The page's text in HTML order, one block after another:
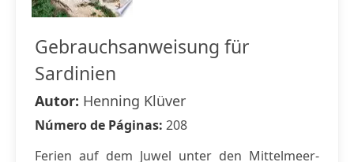
Gebrauchsanweisung für
Sardinien
Autor: Henning Klüver
Número de Páginas: 208
Ferien auf dem Juwel unter den Mittelmeer-